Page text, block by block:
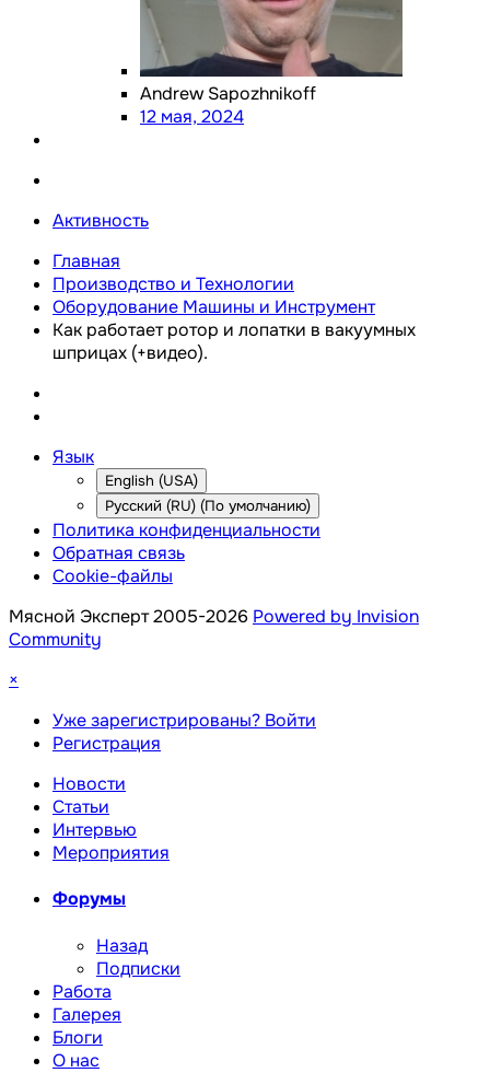
Andrew Sapozhnikoff
12 мая, 2024
Активность
Главная
Производство и Технологии
Оборудование Машины и Инструмент
Как работает ротор и лопатки в вакуумных
шприцах (+видео).
Язык
English (USA)
Русский (RU) (По умолчанию)
Политика конфиденциальности
Обратная связь
Cookie-файлы
Мясной Эксперт 2005-2026 Powered by Invision
Community
×
Уже зарегистрированы? Войти
Регистрация
Новости
Статьи
Интервью
Мероприятия
Форумы
Назад
Подписки
Работа
Галерея
Блоги
О нас